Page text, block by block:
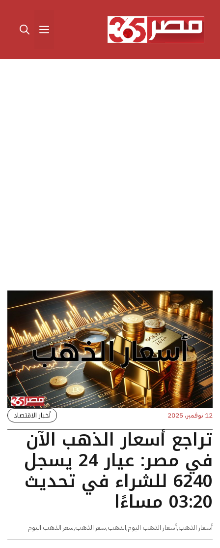
المحتوى القائمة
12 نوفمبر، 2025 أخبار الاقتصاد
تراجع أسعار الذهب الآن
في مصر: عيار 24 يسجل
6240 للشراء في تحديث
03:20 مساءًا
أسعار الذهب,أسعار الذهب اليوم,الذهب,سعر الذهب,سعر الذهب اليوم